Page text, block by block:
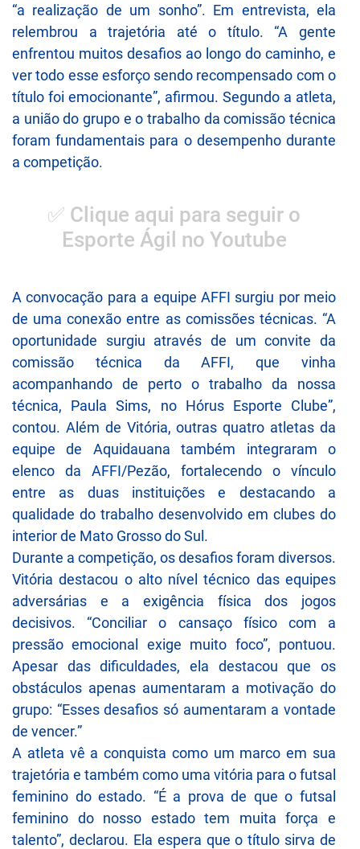
“a realização de um sonho”. Em entrevista, ela
relembrou a trajetória até o título. “A gente
enfrentou muitos desafios ao longo do caminho, e
ver todo esse esforço sendo recompensado com o
título foi emocionante”, afirmou. Segundo a atleta,
a união do grupo e o trabalho da comissão técnica
foram fundamentais para o desempenho durante
a competição.
✅ Clique aqui para seguir o
Esporte Ágil no Youtube
A convocação para a equipe AFFI surgiu por meio
de uma conexão entre as comissões técnicas. “A
oportunidade surgiu através de um convite da
comissão técnica da AFFI, que vinha
acompanhando de perto o trabalho da nossa
técnica, Paula Sims, no Hórus Esporte Clube”,
contou. Além de Vitória, outras quatro atletas da
equipe de Aquidauana também integraram o
elenco da AFFI/Pezão, fortalecendo o vínculo
entre as duas instituições e destacando a
qualidade do trabalho desenvolvido em clubes do
interior de Mato Grosso do Sul.
Durante a competição, os desafios foram diversos.
Vitória destacou o alto nível técnico das equipes
adversárias e a exigência física dos jogos
decisivos. “Conciliar o cansaço físico com a
pressão emocional exige muito foco”, pontuou.
Apesar das dificuldades, ela destacou que os
obstáculos apenas aumentaram a motivação do
grupo: “Esses desafios só aumentaram a vontade
de vencer.”
A atleta vê a conquista como um marco em sua
trajetória e também como uma vitória para o futsal
feminino do estado. “É a prova de que o futsal
feminino do nosso estado tem muita força e
talento”, declarou. Ela espera que o título sirva de